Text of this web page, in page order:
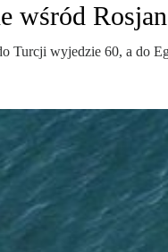
wśród Rosjan
Turcji wyjedzie 60, a do